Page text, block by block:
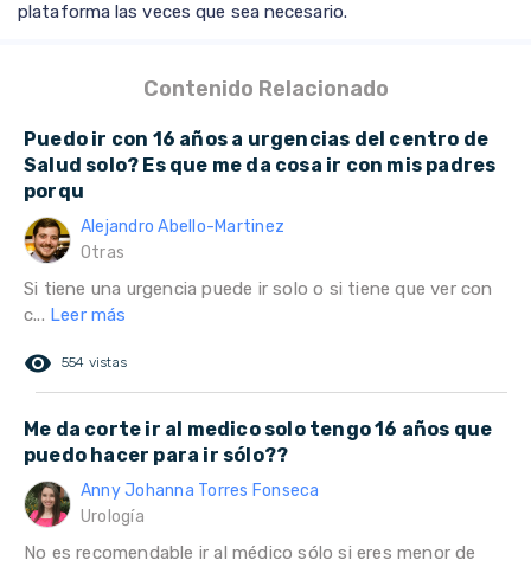
plataforma las veces que sea necesario.
Contenido Relacionado
Puedo ir con 16 años a urgencias del centro de
Salud solo? Es que me da cosa ir con mis padres
porqu
Alejandro Abello-Martinez
Otras
Si tiene una urgencia puede ir solo o si tiene que ver con
c... Leer más
remove_red_eye 554 vistas
Me da corte ir al medico solo tengo 16 años que
puedo hacer para ir sólo??
Anny Johanna Torres Fonseca
Urología
No es recomendable ir al médico sólo si eres menor de